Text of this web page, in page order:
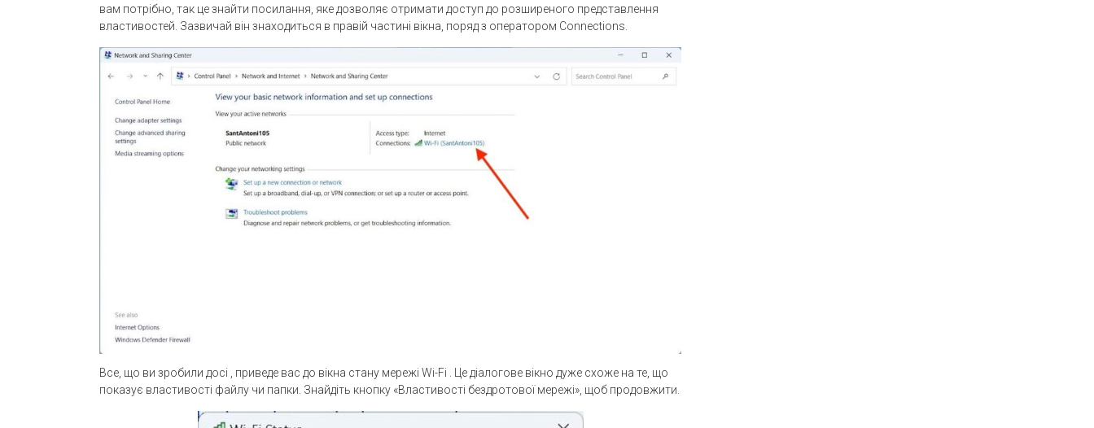
вам потрібно, так це знайти посилання, яке дозволяє отримати доступ до розширеного представлення
властивостей. Зазвичай він знаходиться в правій частині вікна, поряд з оператором Connections.
Все, що ви зробили досі , приведе вас до вікна стану мережі Wi-Fi . Це діалогове вікно дуже схоже на те, що
показує властивості файлу чи папки. Знайдіть кнопку «Властивості бездротової мережі», щоб продовжити.